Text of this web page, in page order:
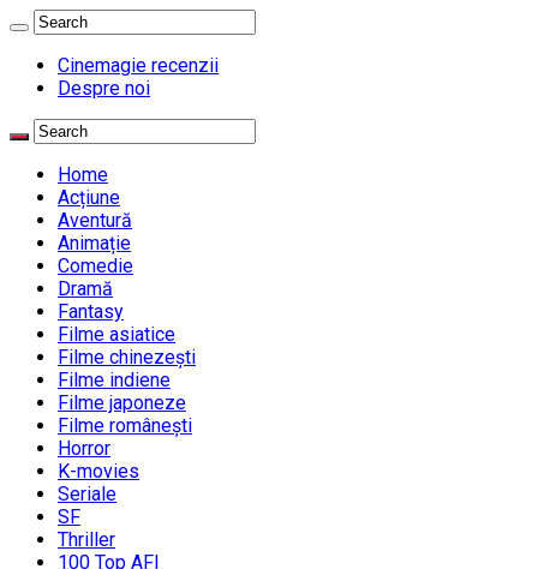
Cinemagie recenzii
Despre noi
Home
Acțiune
Aventură
Animație
Comedie
Dramă
Fantasy
Filme asiatice
Filme chinezești
Filme indiene
Filme japoneze
Filme românești
Horror
K-movies
Seriale
SF
Thriller
100 Top AFI